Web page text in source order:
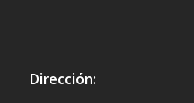
Dirección: